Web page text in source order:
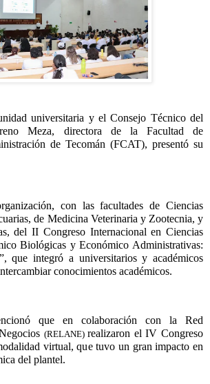
universitaria y el Consejo Técnico del
Meza, directora de la Facultad de
de Tecomán (FCAT), presentó su
con las facultades de Ciencias
de Medicina Veterinaria y Zootecnia, y
del II Congreso Internacional en Ciencias
Biológicas y Económico Administrativas:
que integró a universitarios y académicos
conocimientos académicos.
que en colaboración con la Red
(RELANE) realizaron el IV Congreso
virtual, que tuvo un gran impacto en
del plantel.